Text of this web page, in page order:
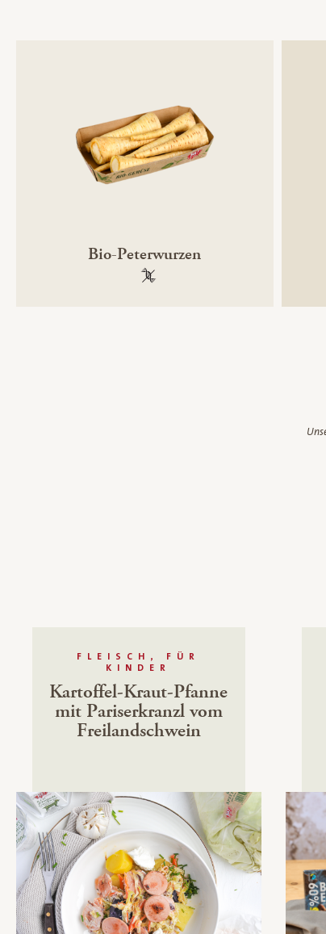
Bio-Peterwurzen
100 % gentechnikfrei
FLEISCH, FÜR
KINDER
Kartoffel-Kraut-Pfanne
mit Pariserkranzl vom
Freilandschwein